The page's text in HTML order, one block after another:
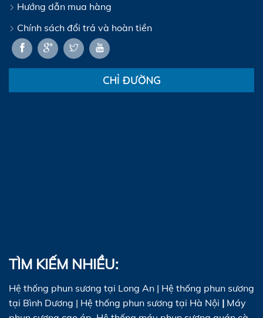
Hướng dẫn mua hàng
Chính sách đổi trả và hoàn tiền
CHỈ ĐƯỜNG
TÌM KIẾM NHIỀU:
Hệ thống phun sương tại Long An | Hệ thống phun sương
tại Bình Dương | Hệ thống phun sương tại Hà Nội | Máy